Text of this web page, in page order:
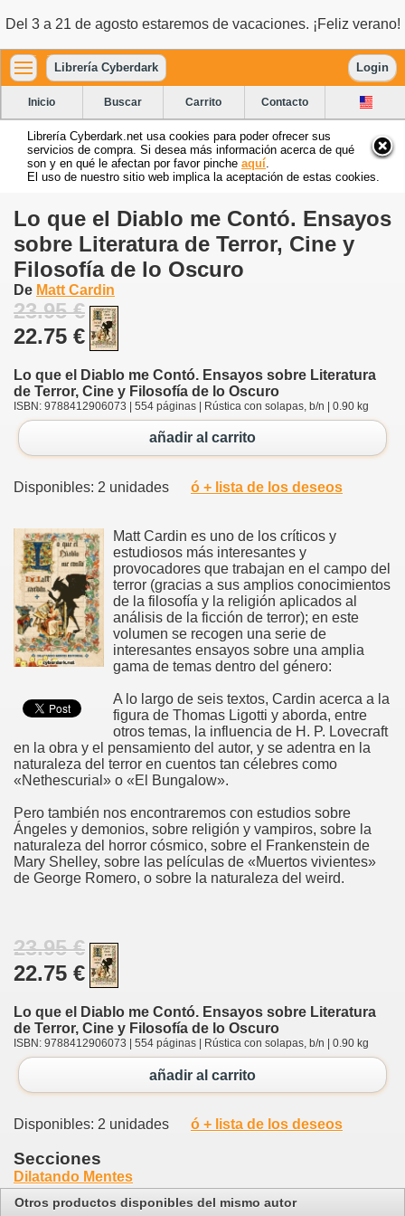
Del 3 a 21 de agosto estaremos de vacaciones. ¡Feliz verano!
Librería Cyberdark Login
Inicio Buscar Carrito Contacto
Librería Cyberdark.net usa cookies para poder ofrecer sus
servicios de compra. Si desea más información acerca de qué
son y en qué le afectan por favor pinche aquí
El uso de nuestro sitio web implica la aceptación de estas cookies.
Lo que el Diablo me Contó. Ensayos
sobre Literatura de Terror, Cine y
Filosofía de lo Oscuro
De Matt Cardin
23.95 €
22.75 €
Lo que el Diablo me Contó. Ensayos sobre Literatura
de Terror, Cine y Filosofía de lo Oscuro
ISBN: 9788412906073 | 554 páginas | Rústica con solapas, b/n | 0.90 kg
añadir al carrito
Disponibles: 2 unidades ó + lista de los deseos
Matt Cardin es uno de los críticos y
estudiosos más interesantes y
provocadores que trabajan en el campo del
terror (gracias a sus amplios conocimientos
de la filosofía y la religión aplicados al
análisis de la ficción de terror); en este
volumen se recogen una serie de
interesantes ensayos sobre una amplia
gama de temas dentro del género:
A lo largo de seis textos, Cardin acerca a la
figura de Thomas Ligotti y aborda, entre
otros temas, la influencia de H. P. Lovecraft
en la obra y el pensamiento del autor, y se adentra en la
naturaleza del terror en cuentos tan célebres como
«Nethescurial» o «El Bungalow».
Pero también nos encontraremos con estudios sobre
Ángeles y demonios, sobre religión y vampiros, sobre la
naturaleza del horror cósmico, sobre el Frankenstein de
Mary Shelley, sobre las películas de «Muertos vivientes»
de George Romero, o sobre la naturaleza del weird.
23.95 €
22.75 €
Lo que el Diablo me Contó. Ensayos sobre Literatura
de Terror, Cine y Filosofía de lo Oscuro
ISBN: 9788412906073 | 554 páginas | Rústica con solapas, b/n | 0.90 kg
añadir al carrito
Disponibles: 2 unidades ó + lista de los deseos
Secciones
Dilatando Mentes
Otros productos disponibles del mismo autor